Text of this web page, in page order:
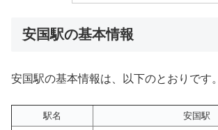
安国駅の基本情報
安国駅の基本情報は、以下のとおりです。
駅名
安国駅